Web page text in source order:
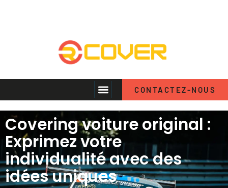
CONTACTEZ-NOUS
Covering voiture original :
Exprimez votre
individualité avec des
idées uniques